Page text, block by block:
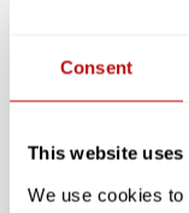
Consent
This website uses
We use cookies
Reviews